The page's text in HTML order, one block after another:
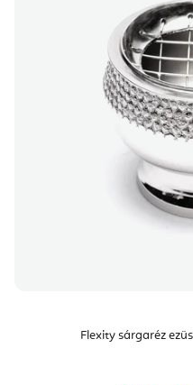
Flexity sárgaréz